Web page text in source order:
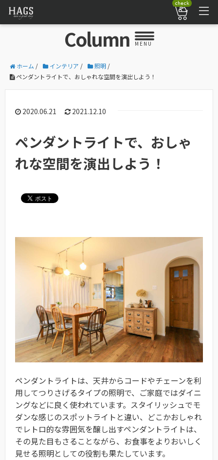
check
Column MENU
ホーム / インテリア / 照明 /
ペンダントライトで、おしゃれな空間を演出しよう！
2020.06.21 2021.12.10
ペンダントライトで、おしゃ
れな空間を演出しよう！
ペンダントライトは、天井からコードやチェーンを利
用してつりさげるタイプの照明で、ご家庭ではダイニ
ングなどに良く使われています。スタイリッシュでモ
ダンな感じのスポットライトと違い、どこかおしゃれ
でレトロ的な雰囲気を醸し出すペンダントライトは、
その見た目もさることながら、お食事をよりおいしく
見せる照明としての役割も果たしています。